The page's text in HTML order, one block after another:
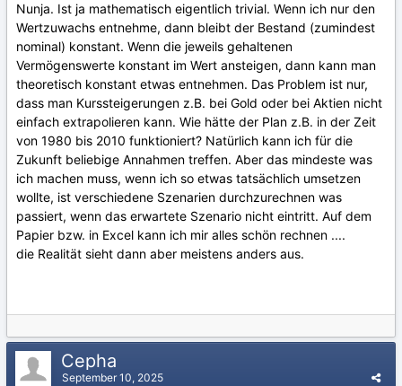
Nunja. Ist ja mathematisch eigentlich trivial. Wenn ich nur den
Wertzuwachs entnehme, dann bleibt der Bestand (zumindest
nominal) konstant. Wenn die jeweils gehaltenen
Vermögenswerte konstant im Wert ansteigen, dann kann man
theoretisch konstant etwas entnehmen. Das Problem ist nur,
dass man Kurssteigerungen z.B. bei Gold oder bei Aktien nicht
einfach extrapolieren kann. Wie hätte der Plan z.B. in der Zeit
von 1980 bis 2010 funktioniert? Natürlich kann ich für die
Zukunft beliebige Annahmen treffen. Aber das mindeste was
ich machen muss, wenn ich so etwas tatsächlich umsetzen
wollte, ist verschiedene Szenarien durchzurechnen was
passiert, wenn das erwartete Szenario nicht eintritt. Auf dem
Papier bzw. in Excel kann ich mir alles schön rechnen ....
die Realität sieht dann aber meistens anders aus.
Cepha
September 10, 2025